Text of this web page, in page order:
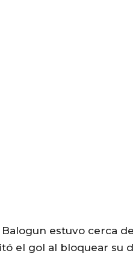
estuvo cerca
el gol al bloquear su